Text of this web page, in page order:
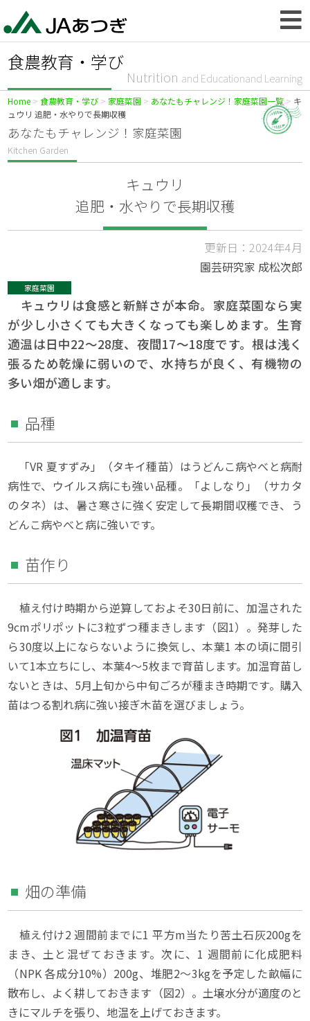
食農教育・学び
Nutrition and Educationand Learning
Home 食農教育・学び 家庭菜園 あなたもチャレンジ！家庭菜園一覧
キ
ュウリ 追肥・水やりで長期収穫
あなたもチャレンジ！家庭菜園
Kitchen Garden
キュウリ
追肥・水やりで長期収穫
更新日：2024年4月
園芸研究家 成松次郎
家庭菜園
キュウリは食感と新鮮さが本命。家庭菜園なら実
が少し小さくても大きくなっても楽しめます。生育
適温は日中22～28度、夜間17～18度です。根は浅く
張るため乾燥に弱いので、水持ちが良く、有機物の
多い畑が適します。
品種
「VR 夏すずみ」（タキイ種苗）はうどんこ病やべと病耐
病性で、ウイルス病にも強い品種。「よしなり」（サカタ
のタネ）は、暑さ寒さに強く安定して長期間収穫でき、う
どんこ病やべと病に強いです。
苗作り
植え付け時期から逆算しておよそ30日前に、加温された
9cmポリポットに3粒ずつ種まきします（図1）。発芽した
ら30度以上にならないように換気し、本葉1 本の頃に間引
いて1本立ちにし、本葉4～5枚まで育苗します。加温育苗し
ないときは、5月上旬から中旬ごろが種まき時期です。購入
苗はつる割れ病に強い接ぎ木苗を選びましょう。
畑の準備
植え付け2 週間前までに1 平方m当たり苦土石灰200gを
まき、土と混ぜておきます。次に、1 週間前に化成肥料
（NPK 各成分10%）200g、堆肥2～3kgを予定した畝幅に
散布し、よく耕しておきます（図2）。土壌水分が適度のと
きにマルチを張り、地温を上げておきます。